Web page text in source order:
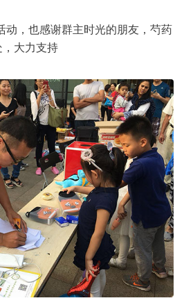
动，也感谢群主时光的朋友，芍药
，大力支持